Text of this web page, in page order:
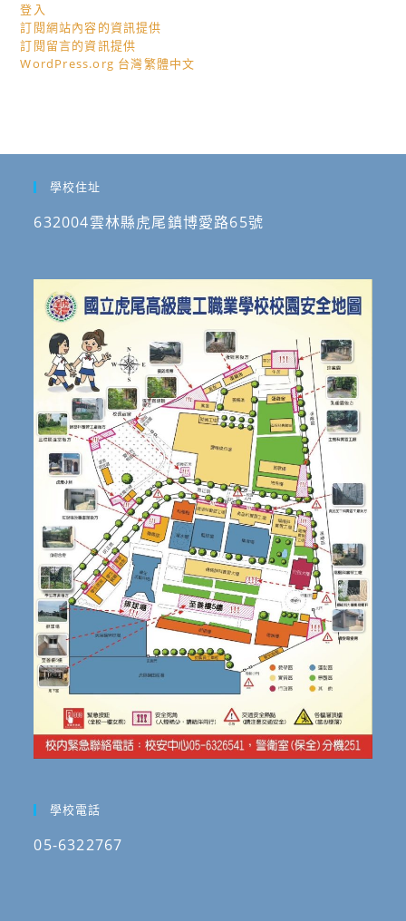
登入
訂閱網站內容的資訊提供
訂閱留言的資訊提供
WordPress.org 台灣繁體中文
學校住址
632004雲林縣虎尾鎮博愛路65號
學校電話
05-6322767